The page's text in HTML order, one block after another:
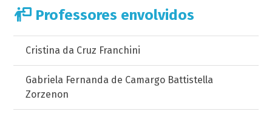
Professores envolvidos
Cristina da Cruz Franchini
Gabriela Fernanda de Camargo Battistella
Zorzenon